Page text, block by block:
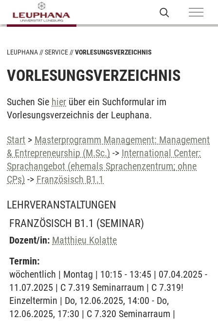
LEUPHANA SERVICE VORLESUNGSVERZEICHNIS
VORLESUNGSVERZEICHNIS
Suchen Sie hier über ein Suchformular im
Vorlesungsverzeichnis der Leuphana.
Start > Masterprogramm Management: Management
& Entrepreneurship (M.Sc.) -> International Center:
Sprachangebot (ehemals Sprachenzentrum; ohne
CPs) -> Französisch B1.1
LEHRVERANSTALTUNGEN
FRANZÖSISCH B1.1 (SEMINAR)
Dozent/in: Matthieu Kolatte
Termin:
wöchentlich | Montag | 10:15 - 13:45 | 07.04.2025 -
11.07.2025 | C 7.319 Seminarraum | C 7.319!
Einzeltermin | Do, 12.06.2025, 14:00 - Do,
12.06.2025, 17:30 | C 7.320 Seminarraum |